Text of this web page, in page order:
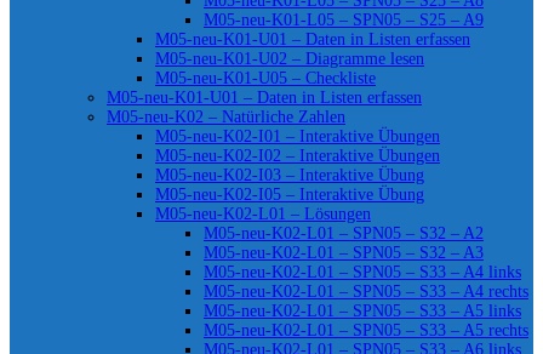
M05-neu-K01-L05 – SPN05 – S25 – A9
M05-neu-K01-U01 – Daten in Listen erfassen
M05-neu-K01-U02 – Diagramme lesen
M05-neu-K01-U05 – Checkliste
M05-neu-K01-U01 – Daten in Listen erfassen
M05-neu-K02 – Natürliche Zahlen
M05-neu-K02-I01 – Interaktive Übungen
M05-neu-K02-I02 – Interaktive Übungen
M05-neu-K02-I03 – Interaktive Übung
M05-neu-K02-I05 – Interaktive Übung
M05-neu-K02-L01 – Lösungen
M05-neu-K02-L01 – SPN05 – S32 – A2
M05-neu-K02-L01 – SPN05 – S32 – A3
M05-neu-K02-L01 – SPN05 – S33 – A4 links
M05-neu-K02-L01 – SPN05 – S33 – A4 rechts
M05-neu-K02-L01 – SPN05 – S33 – A5 links
M05-neu-K02-L01 – SPN05 – S33 – A5 rechts
M05-neu-K02-L01 – SPN05 – S33 – A6 links